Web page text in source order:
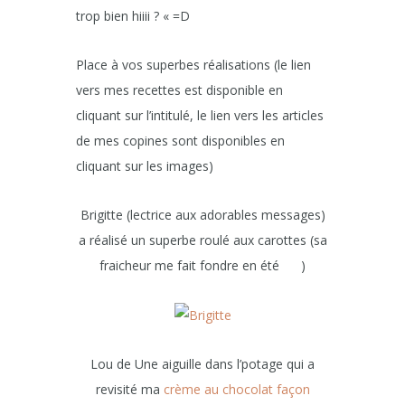
trop bien hiiii ? « =D
Place à vos superbes réalisations (le lien
vers mes recettes est disponible en
cliquant sur l’intitulé, le lien vers les articles
de mes copines sont disponibles en
cliquant sur les images)
Brigitte (lectrice aux adorables messages)
a réalisé un superbe roulé aux carottes (sa
fraicheur me fait fondre en été
)
Lou de Une aiguille dans l’potage qui a
revisité ma crème au chocolat façon